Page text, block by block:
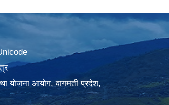
योजना आयोग, वागमती प्रदेश,